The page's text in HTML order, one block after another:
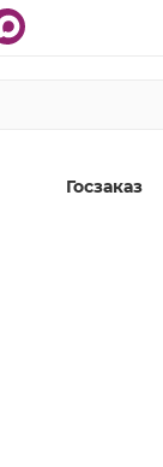
Госзаказ